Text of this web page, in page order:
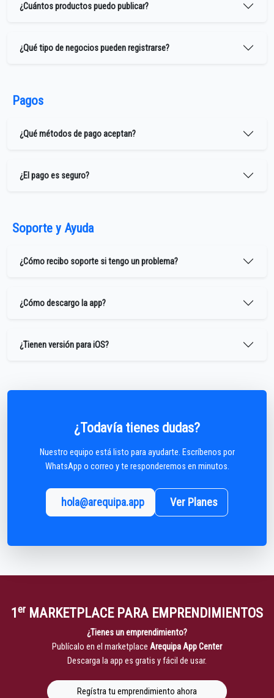
¿Cuántos productos puedo publicar?
¿Qué tipo de negocios pueden registrarse?
Pagos
¿Qué métodos de pago aceptan?
¿El pago es seguro?
Soporte y Ayuda
¿Cómo recibo soporte si tengo un problema?
¿Cómo descargo la app?
¿Tienen versión para iOS?
¿Todavía tienes dudas?
Nuestro equipo está listo para ayudarte. Escríbenos por
WhatsApp o correo y te responderemos en minutos.
hola@arequipa.app Ver Planes
1 er MARKETPLACE PARA EMPRENDIMIENTOS
¿Tienes un emprendimiento?
Publícalo en el marketplace Arequipa App Center
Descarga la app es gratis y fácil de usar.
Regístra tu emprendimiento ahora